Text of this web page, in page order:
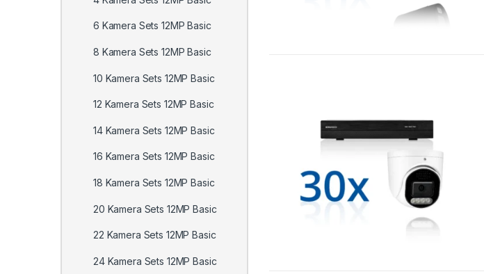
6 Kamera Sets 12MP Basic
8 Kamera Sets 12MP Basic
10 Kamera Sets 12MP Basic
12 Kamera Sets 12MP Basic
14 Kamera Sets 12MP Basic
16 Kamera Sets 12MP Basic
18 Kamera Sets 12MP Basic
20 Kamera Sets 12MP Basic
22 Kamera Sets 12MP Basic
24 Kamera Sets 12MP Basic